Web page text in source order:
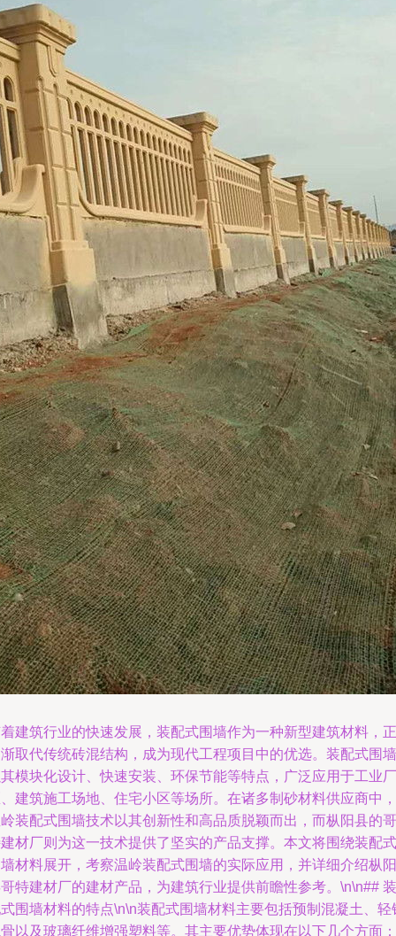
建筑行业的快速发展，装配式围墙作为一种新型建筑材料，正
取代传统砖混结构，成为现代工程项目中的优选。装配式围墙
模块化设计、快速安装、环保节能等特点，广泛应用于工业厂
建筑施工场地、住宅小区等场所。在诸多制砂材料供应商中，
装配式围墙技术以其创新性和高品质脱颖而出，而枞阳县的哥
材厂则为这一技术提供了坚实的产品支撑。本文将围绕装配式
材料展开，考察温岭装配式围墙的实际应用，并详细介绍枞阳
特建材厂的建材产品，为建筑行业提供前瞻性参考。\n\n## 装
围墙材料的特点\n\n装配式围墙材料主要包括预制混凝土、轻
以及玻璃纤维增强塑料等。其主要优势体现在以下几个方面：